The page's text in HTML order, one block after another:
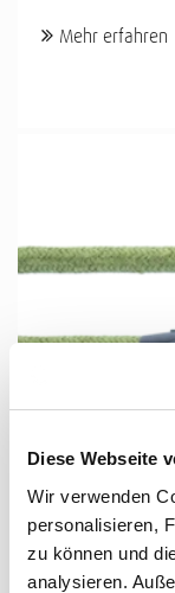
Diese Webseite
Wir verwenden
personalisieren,
zu können und
analysieren.
Mehr erfahren
INSTRUMENT
ECOHEMP